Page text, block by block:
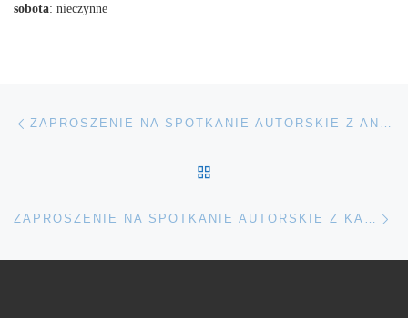
sobota: nieczynne
ZAPROSZENIE NA SPOTKANIE AUTORSKIE Z ANETĄ KRASIŃSKĄ
ZAPROSZENIE NA SPOTKANIE AUTORSKIE Z KASIĄ FIOŁEK